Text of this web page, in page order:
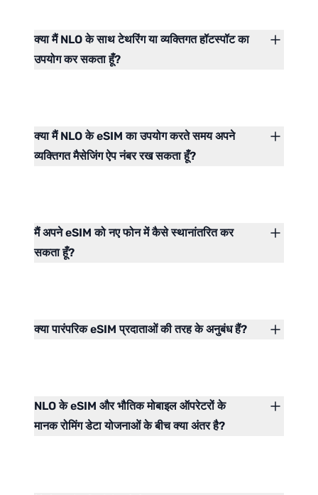
क्या मैं NLO के साथ टेथरिंग या व्यक्तिगत हॉटस्पॉट का
उपयोग कर सकता हूँ?
क्या मैं NLO के eSIM का उपयोग करते समय अपने
व्यक्तिगत मैसेजिंग ऐप नंबर रख सकता हूँ?
मैं अपने eSIM को नए फोन में कैसे स्थानांतरित कर
सकता हूँ?
क्या पारंपरिक eSIM प्रदाताओं की तरह के अनुबंध हैं?
NLO के eSIM और भौतिक मोबाइल ऑपरेटरों के
मानक रोमिंग डेटा योजनाओं के बीच क्या अंतर है?